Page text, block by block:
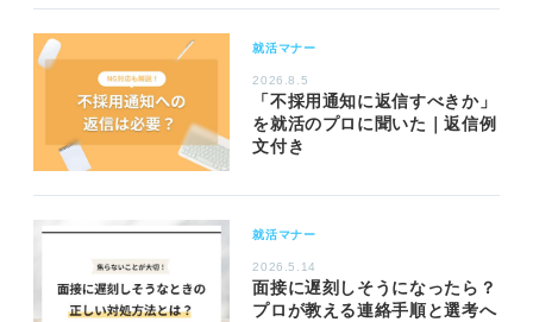
就活マナー
2026.8.5
「不採用通知に返信すべきか」
を就活のプロに聞いた｜返信例
文付き
就活マナー
2026.5.14
面接に遅刻しそうになったら？
プロが教える連絡手順と選考へ